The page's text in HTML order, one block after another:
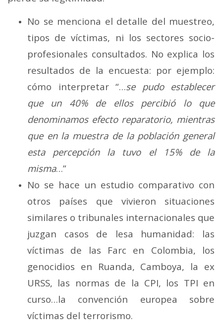
No se menciona el detalle del muestreo,
tipos de víctimas, ni los sectores socio-
profesionales consultados. No explica los
resultados de la encuesta: por ejemplo:
cómo interpretar “…se pudo establecer
que un 40% de ellos percibió lo que
denominamos efecto reparatorio, mientras
que en la muestra de la población general
esta percepción la tuvo el 15% de la
misma…”
No se hace un estudio comparativo con
otros países que vivieron situaciones
similares o tribunales internacionales que
juzgan casos de lesa humanidad: las
víctimas de las Farc en Colombia, los
genocidios en Ruanda, Camboya, la ex
URSS, las normas de la CPI, los TPI en
curso…la convención europea sobre
víctimas del terrorismo.